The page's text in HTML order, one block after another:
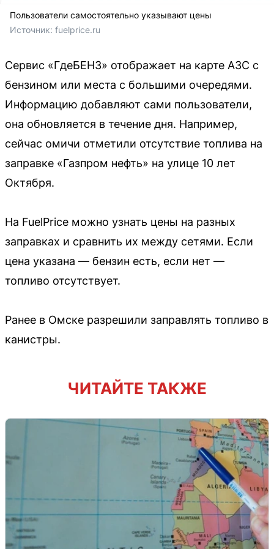
Пользователи самостоятельно указывают цены
Источник: fuelprice.ru
Сервис «ГдеБЕНЗ» отображает на карте АЗС с
бензином или места с большими очередями.
Информацию добавляют сами пользователи,
она обновляется в течение дня. Например,
сейчас омичи отметили отсутствие топлива на
заправке «Газпром нефть» на улице 10 лет
Октября.
На FuelPrice можно узнать цены на разных
заправках и сравнить их между сетями. Если
цена указана — бензин есть, если нет —
топливо отсутствует.
Ранее в Омске разрешили заправлять топливо в
канистры.
ЧИТАЙТЕ ТАКЖЕ